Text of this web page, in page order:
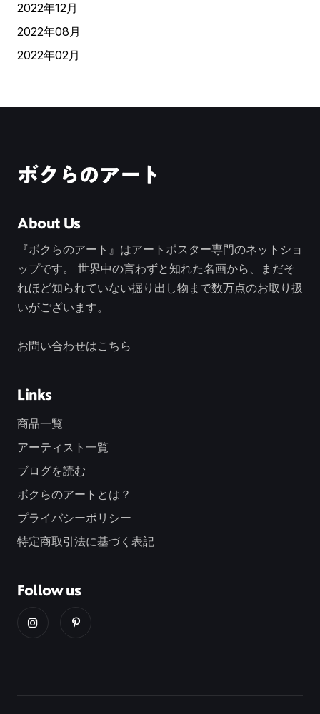
2022年12月
2022年08月
2022年02月
ボクらのアート
About Us
『ボクらのアート』はアートポスター専門のネットショ
ップです。 世界中の言わずと知れた名画から、まだそ
れほど知られていない掘り出し物まで数万点のお取り扱
いがございます。
お問い合わせはこちら
Links
商品一覧
アーティスト一覧
ブログを読む
ボクらのアートとは？
プライバシーポリシー
特定商取引法に基づく表記
Follow us